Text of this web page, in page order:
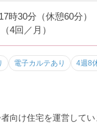
時30分（休憩60分）
4回／月）
電子カルテあり 4週8
向け住宅を運営してい